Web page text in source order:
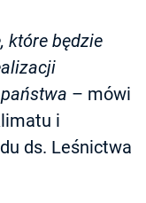
które będzie
– mówi
i
ds. Leśnictwa